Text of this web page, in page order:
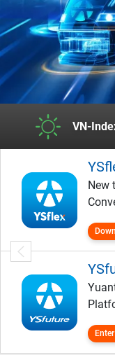
VN-
New
Enter